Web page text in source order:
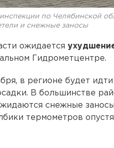
по Челябинской
и снежные заносы
ожидается
Гидрометцентре.
в регионе будет
В большинстве
снежные
термометров